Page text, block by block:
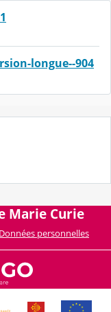
longue--904
Marie Curie
Données personnelles